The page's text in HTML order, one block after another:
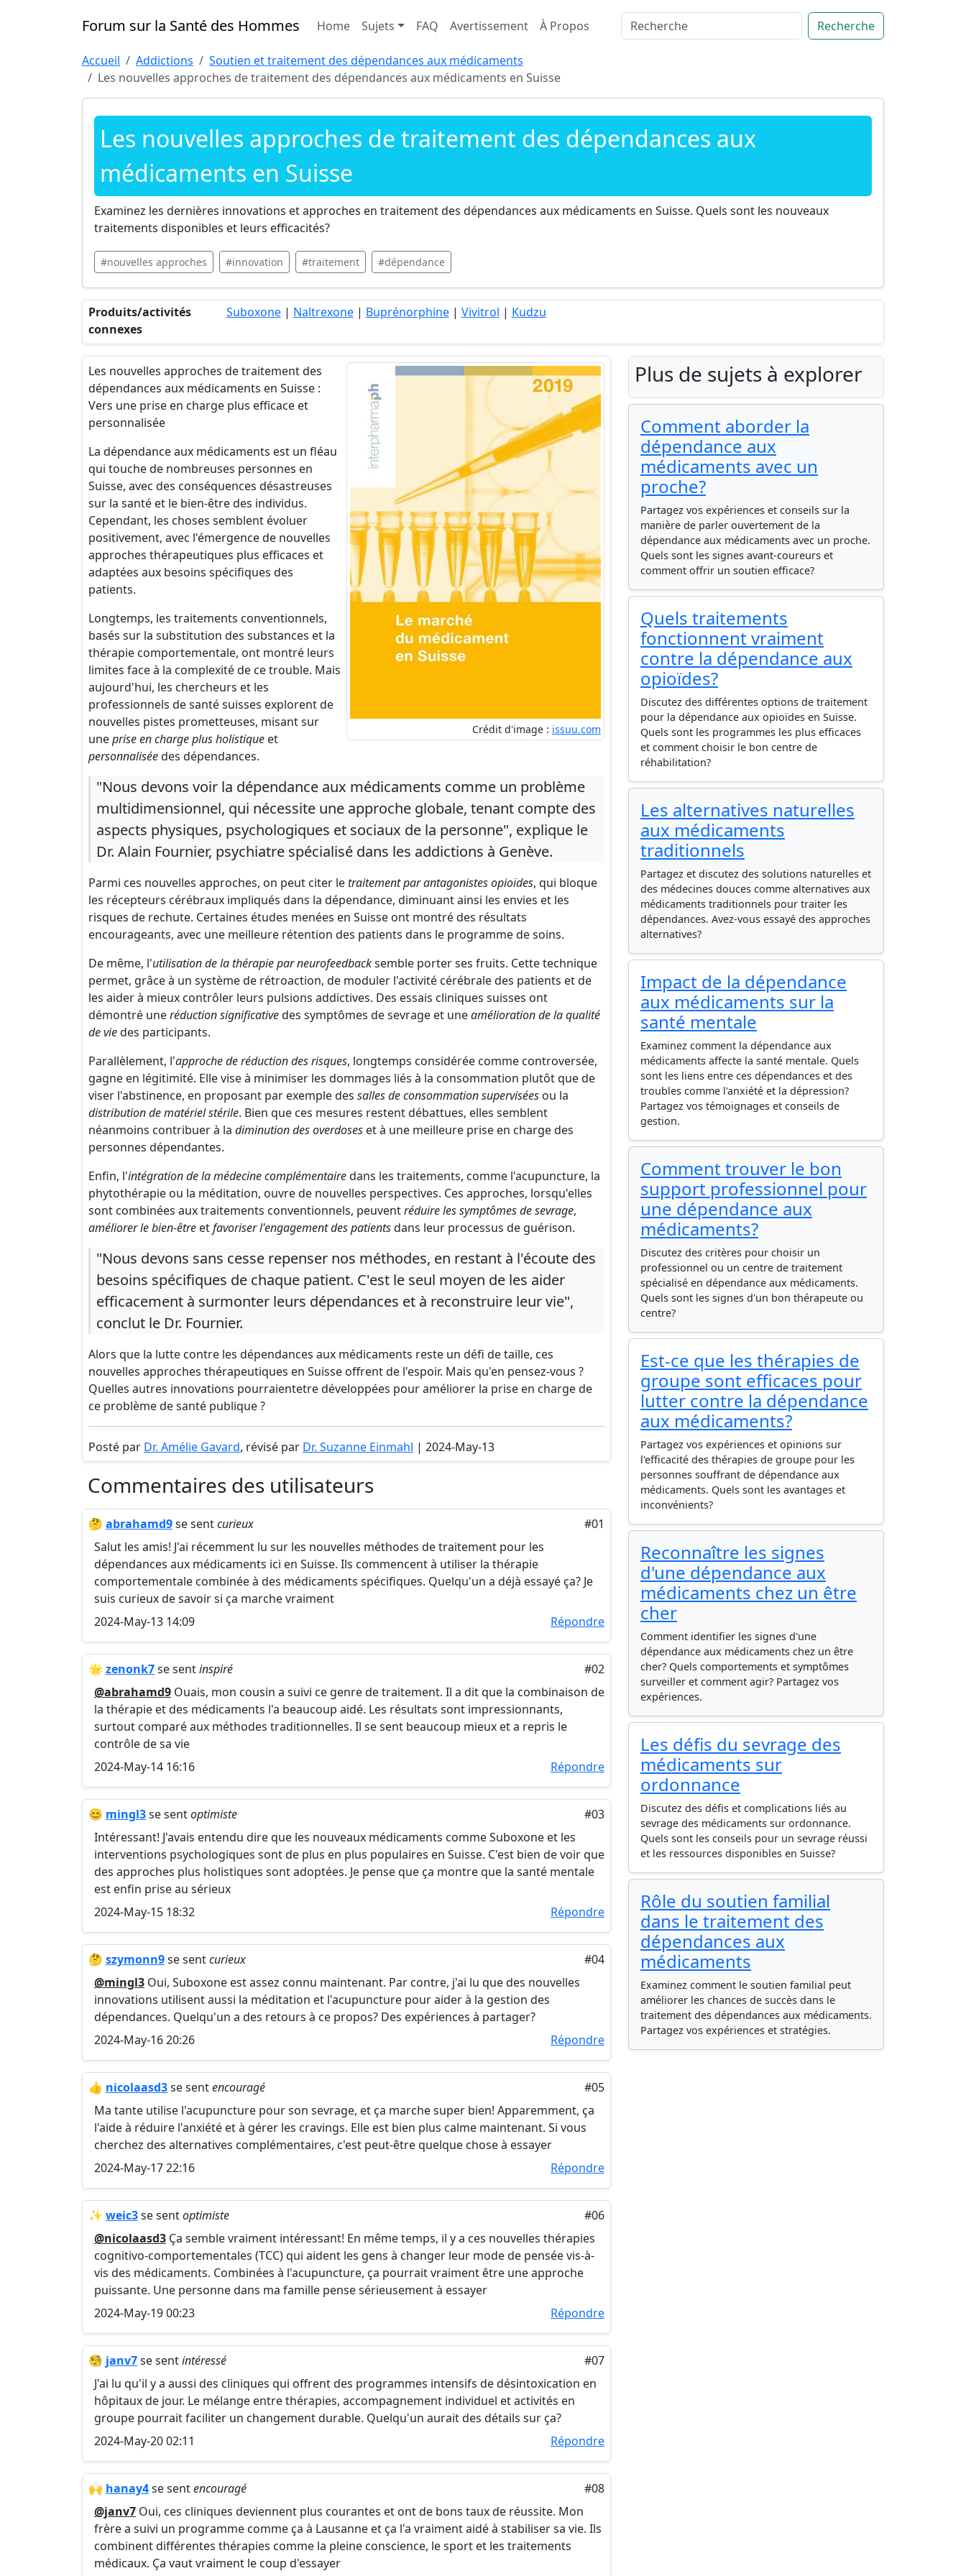
Forum sur la Santé des Hommes Home Sujets FAQ Avertissement À Propos Recherche
Accueil Addictions
Soutien et traitement des dépendances aux médicaments
Les nouvelles approches de traitement des dépendances aux médicaments en Suisse
Les nouvelles approches de traitement des dépendances aux
médicaments en Suisse
Examinez les dernières innovations et approches en traitement des dépendances aux médicaments en Suisse. Quels sont les nouveaux
traitements disponibles et leurs efficacités?
#nouvelles approches #innovation #traitement #dépendance
Produits/activités
connexes
Suboxone| Naltrexone| Buprénorphine| Vivitrol | Kudzu
Crédit d'image : issuu.com
Les nouvelles approches de traitement des
dépendances aux médicaments en Suisse :
Vers une prise en charge plus efficace et
personnalisée
La dépendance aux médicaments est un fléau
qui touche de nombreuses personnes en
Suisse, avec des conséquences désastreuses
sur la santé et le bien-être des individus.
Cependant, les choses semblent évoluer
positivement, avec l'émergence de nouvelles
approches thérapeutiques plus efficaces et
adaptées aux besoins spécifiques des
patients.
Longtemps, les traitements conventionnels,
basés sur la substitution des substances et la
thérapie comportementale, ont montré leurs
limites face à la complexité de ce trouble. Mais
aujourd'hui, les chercheurs et les
professionnels de santé suisses explorent de
nouvelles pistes prometteuses, misant sur
uneprise en charge plus holistique et
personnaliséedes dépendances.
"Nous devons voir la dépendance aux médicaments comme un problème
multidimensionnel, qui nécessite une approche globale, tenant compte des
aspects physiques, psychologiques et sociaux de la personne", explique le
Dr. Alain Fournier, psychiatre spécialisé dans les addictions à Genève.
Parmi ces nouvelles approches, on peut citer letraitement par antagonistes opioïdes, qui bloque
les récepteurs cérébraux impliqués dans la dépendance, diminuant ainsi les envies et les
risques de rechute. Certaines études menées en Suisse ont montré des résultats
encourageants, avec une meilleure rétention des patients dans le programme de soins.
De même, l'utilisation de la thérapie par neurofeedbacksemble porter ses fruits. Cette technique
permet, grâce à un système de rétroaction, de moduler l'activité cérébrale des patients et de
les aider à mieux contrôler leurs pulsions addictives. Des essais cliniques suisses ont
démontré uneréduction significativedes symptômes de sevrage et uneamélioration de la qualité
de viedes participants.
Parallèlement, l'approche de réduction des risques, longtemps considérée comme controversée,
gagne en légitimité. Elle vise à minimiser les dommages liés à la consommation plutôt que de
viser l'abstinence, en proposant par exemple des salles de consommation supervisées ou la
distribution de matériel stérile. Bien que ces mesures restent débattues, elles semblent
néanmoins contribuer à la diminution des overdoses et à une meilleure prise en charge des
personnes dépendantes.
Enfin, l'intégration de la médecine complémentairedans les traitements, comme l'acupuncture, la
phytothérapie ou la méditation, ouvre de nouvelles perspectives. Ces approches, lorsqu'elles
sont combinées aux traitements conventionnels, peuventréduire les symptômes de sevrage,
améliorer le bien-être etfavoriser l'engagement des patientsdans leur processus de guérison.
"Nous devons sans cesse repenser nos méthodes, en restant à l'écoute des
besoins spécifiques de chaque patient. C'est le seul moyen de les aider
efficacement à surmonter leurs dépendances et à reconstruire leur vie",
conclut le Dr. Fournier.
Alors que la lutte contre les dépendances aux médicaments reste un défi de taille, ces
nouvelles approches thérapeutiques en Suisse offrent de l'espoir. Mais qu'en pensez-vous ?
Quelles autres innovations pourraientetre développées pour améliorer la prise en charge de
ce problème de santé publique ?
Posté par Dr. Amélie Gavard, révisé par Dr. Suzanne Einmahl | 2024-May-13
Commentaires des utilisateurs
🤔 abrahamd9se sentcurieux
#01
Salut les amis! J'ai récemment lu sur les nouvelles méthodes de traitement pour les
dépendances aux médicaments ici en Suisse. Ils commencent à utiliser la thérapie
comportementale combinée à des médicaments spécifiques. Quelqu'un a déjà essayé ça? Je
suis curieux de savoir si ça marche vraiment
2024-May-13 14:09
Répondre
🌟 zenonk7se sentinspiré
#02
@abrahamd9 Ouais, mon cousin a suivi ce genre de traitement. Il a dit que la combinaison de
la thérapie et des médicaments l'a beaucoup aidé. Les résultats sont impressionnants,
surtout comparé aux méthodes traditionnelles. Il se sent beaucoup mieux et a repris le
contrôle de sa vie
2024-May-14 16:16
Répondre
😊 mingl3se sentoptimiste
#03
Intéressant! J'avais entendu dire que les nouveaux médicaments comme Suboxone et les
interventions psychologiques sont de plus en plus populaires en Suisse. C'est bien de voir que
des approches plus holistiques sont adoptées. Je pense que ça montre que la santé mentale
est enfin prise au sérieux
2024-May-15 18:32
Répondre
🤔 szymonn9se sentcurieux
#04
@mingl3 Oui, Suboxone est assez connu maintenant. Par contre, j'ai lu que des nouvelles
innovations utilisent aussi la méditation et l'acupuncture pour aider à la gestion des
dépendances. Quelqu'un a des retours à ce propos? Des expériences à partager?
2024-May-16 20:26
Répondre
👍 nicolaasd3se sentencouragé
#05
Ma tante utilise l'acupuncture pour son sevrage, et ça marche super bien! Apparemment, ça
l'aide à réduire l'anxiété et à gérer les cravings. Elle est bien plus calme maintenant. Si vous
cherchez des alternatives complémentaires, c'est peut-être quelque chose à essayer
2024-May-17 22:16
Répondre
✨ weic3se sentoptimiste
#06
@nicolaasd3 Ça semble vraiment intéressant! En même temps, il y a ces nouvelles thérapies
cognitivo-comportementales (TCC) qui aident les gens à changer leur mode de pensée vis-à-
vis des médicaments. Combinées à l'acupuncture, ça pourrait vraiment être une approche
puissante. Une personne dans ma famille pense sérieusement à essayer
2024-May-19 00:23
Répondre
🧐 janv7se sentintéressé
#07
J'ai lu qu'il y a aussi des cliniques qui offrent des programmes intensifs de désintoxication en
hôpitaux de jour. Le mélange entre thérapies, accompagnement individuel et activités en
groupe pourrait faciliter un changement durable. Quelqu'un aurait des détails sur ça?
2024-May-20 02:11
Répondre
🙌 hanay4se sentencouragé
#08
@janv7 Oui, ces cliniques deviennent plus courantes et ont de bons taux de réussite. Mon
frère a suivi un programme comme ça à Lausanne et ça l'a vraiment aidé à stabiliser sa vie. Ils
combinent différentes thérapies comme la pleine conscience, le sport et les traitements
médicaux. Ça vaut vraiment le coup d'essayer
Plus de sujets à explorer
Comment aborder la
dépendance aux
médicaments avec un
proche?
Partagez vos expériences et conseils sur la
manière de parler ouvertement de la
dépendance aux médicaments avec un proche.
Quels sont les signes avant-coureurs et
comment offrir un soutien efficace?
Quels traitements
fonctionnent vraiment
contre la dépendance aux
opioïdes?
Discutez des différentes options de traitement
pour la dépendance aux opioïdes en Suisse.
Quels sont les programmes les plus efficaces
et comment choisir le bon centre de
réhabilitation?
Les alternatives naturelles
aux médicaments
traditionnels
Partagez et discutez des solutions naturelles et
des médecines douces comme alternatives aux
médicaments traditionnels pour traiter les
dépendances. Avez-vous essayé des approches
alternatives?
Impact de la dépendance
aux médicaments sur la
santé mentale
Examinez comment la dépendance aux
médicaments affecte la santé mentale. Quels
sont les liens entre ces dépendances et des
troubles comme l'anxiété et la dépression?
Partagez vos témoignages et conseils de
gestion.
Comment trouver le bon
support professionnel pour
une dépendance aux
médicaments?
Discutez des critères pour choisir un
professionnel ou un centre de traitement
spécialisé en dépendance aux médicaments.
Quels sont les signes d'un bon thérapeute ou
centre?
Est-ce que les thérapies de
groupe sont efficaces pour
lutter contre la dépendance
aux médicaments?
Partagez vos expériences et opinions sur
l'efficacité des thérapies de groupe pour les
personnes souffrant de dépendance aux
médicaments. Quels sont les avantages et
inconvénients?
Reconnaître les signes
d'une dépendance aux
médicaments chez un être
cher
Comment identifier les signes d'une
dépendance aux médicaments chez un être
cher? Quels comportements et symptômes
surveiller et comment agir? Partagez vos
expériences.
Les défis du sevrage des
médicaments sur
ordonnance
Discutez des défis et complications liés au
sevrage des médicaments sur ordonnance.
Quels sont les conseils pour un sevrage réussi
et les ressources disponibles en Suisse?
Rôle du soutien familial
dans le traitement des
dépendances aux
médicaments
Examinez comment le soutien familial peut
améliorer les chances de succès dans le
traitement des dépendances aux médicaments.
Partagez vos expériences et stratégies.